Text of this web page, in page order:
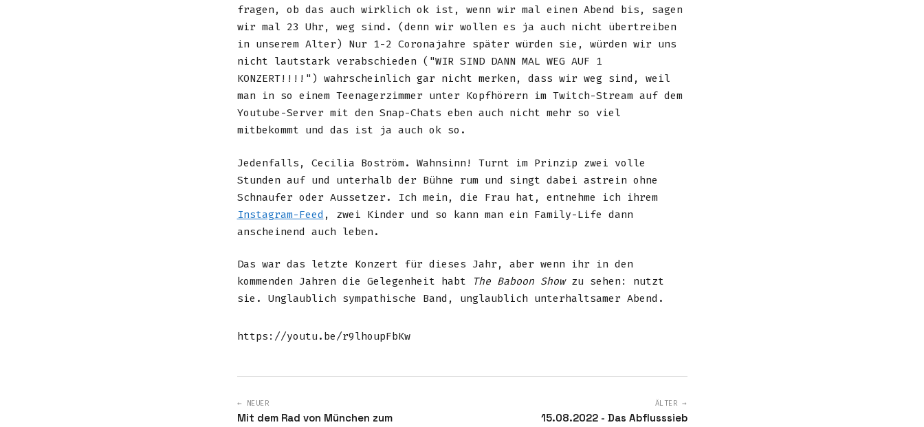
fragen, ob das auch wirklich ok ist, wenn wir mal einen Abend bis, sagen
wir mal 23 Uhr, weg sind. (denn wir wollen es ja auch nicht übertreiben
in unserem Alter) Nur 1-2 Coronajahre später würden sie, würden wir uns
nicht lautstark verabschieden ("WIR SIND DANN MAL WEG AUF 1
KONZERT!!!!") wahrscheinlich gar nicht merken, dass wir weg sind, weil
man in so einem Teenagerzimmer unter Kopfhörern im Twitch-Stream auf dem
Youtube-Server mit den Snap-Chats eben auch nicht mehr so viel
mitbekommt und das ist ja auch ok so.
Jedenfalls, Cecilia Boström. Wahnsinn! Turnt im Prinzip zwei volle
Stunden auf und unterhalb der Bühne rum und singt dabei astrein ohne
Schnaufer oder Aussetzer. Ich mein, die Frau hat, entnehme ich ihrem
Instagram-Feed , zwei Kinder und so kann man ein Family-Life dann
anscheinend auch leben.
Das war das letzte Konzert für dieses Jahr, aber wenn ihr in den
kommenden Jahren die Gelegenheit habt
The Baboon Showzu sehen: nutzt
sie. Unglaublich sympathische Band, unglaublich unterhaltsamer Abend.
https://youtu.be/r9lhoupFbKw
← NEUER
Mit dem Rad von München zum
ÄLTER →
15.08.2022 - Das Abflusssieb